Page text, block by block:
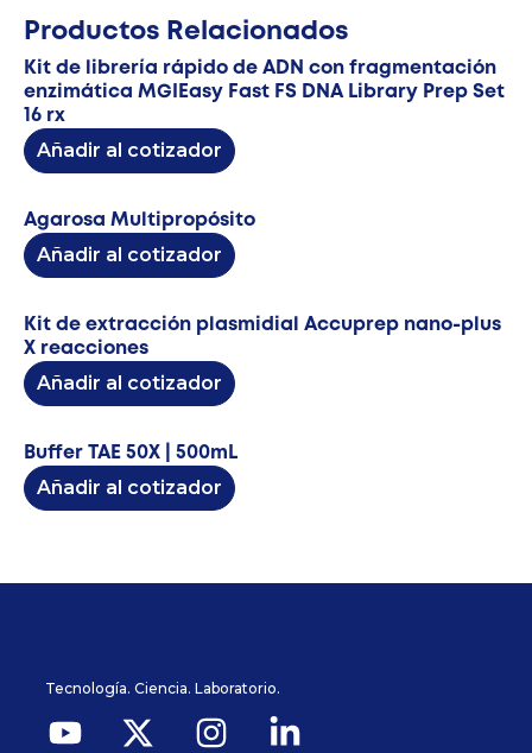
Productos Relacionados
Kit de librería rápido de ADN con fragmentación
enzimática MGIEasy Fast FS DNA Library Prep Set
16 rx
Añadir al cotizador
Agarosa Multipropósito
Añadir al cotizador
Kit de extracción plasmidial Accuprep nano-plus
X reacciones
Añadir al cotizador
Buffer TAE 50X | 500mL
Añadir al cotizador
Tecnología. Ciencia. Laboratorio.